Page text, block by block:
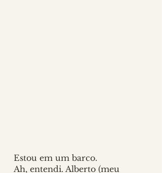
Estou em um barco.
Ah, entendi. Alberto (meu